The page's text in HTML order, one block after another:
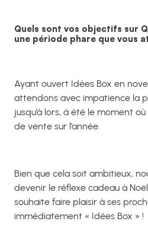
Quels sont vos objectifs sur
une période phare que vous
Ayant ouvert Idées Box en
attendons avec impatience la
jusqu’à lors, à été le moment
de vente sur l’année.
Bien que cela soit ambitieux,
devenir le réflexe cadeau à
souhaite faire plaisir à ses
immédiatement « Idées Box » !